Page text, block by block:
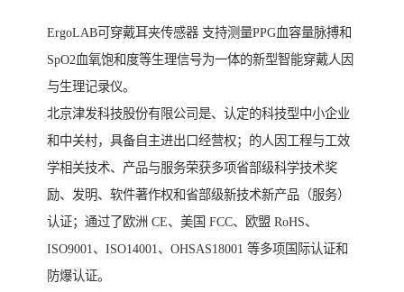
ErgoLAB可穿戴耳夹传感器 支持测量PPG血容量脉搏和
SpO2血氧饱和度等生理信号为一体的新型智能穿戴人因
与生理记录仪。
北京津发科技股份有限公司是、认定的科技型中小企业
和中关村，具备自主进出口经营权；的人因工程与工效
学相关技术、产品与服务荣获多项省部级科学技术奖
励、发明、软件著作权和省部级新技术新产品（服务）
认证；通过了欧洲 CE、美国 FCC、欧盟 RoHS、
ISO9001、ISO14001、OHSAS18001 等多项国际认证和
防爆认证。